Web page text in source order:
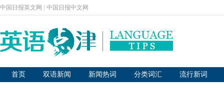
中国日报英文网 中国日报中文网
首页 双语新闻 新闻热词 分类词汇 流行新词